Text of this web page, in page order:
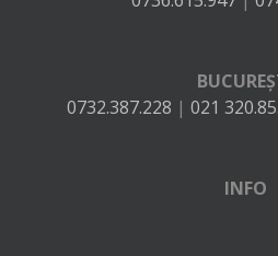
0732.387.228 | 021
INFO